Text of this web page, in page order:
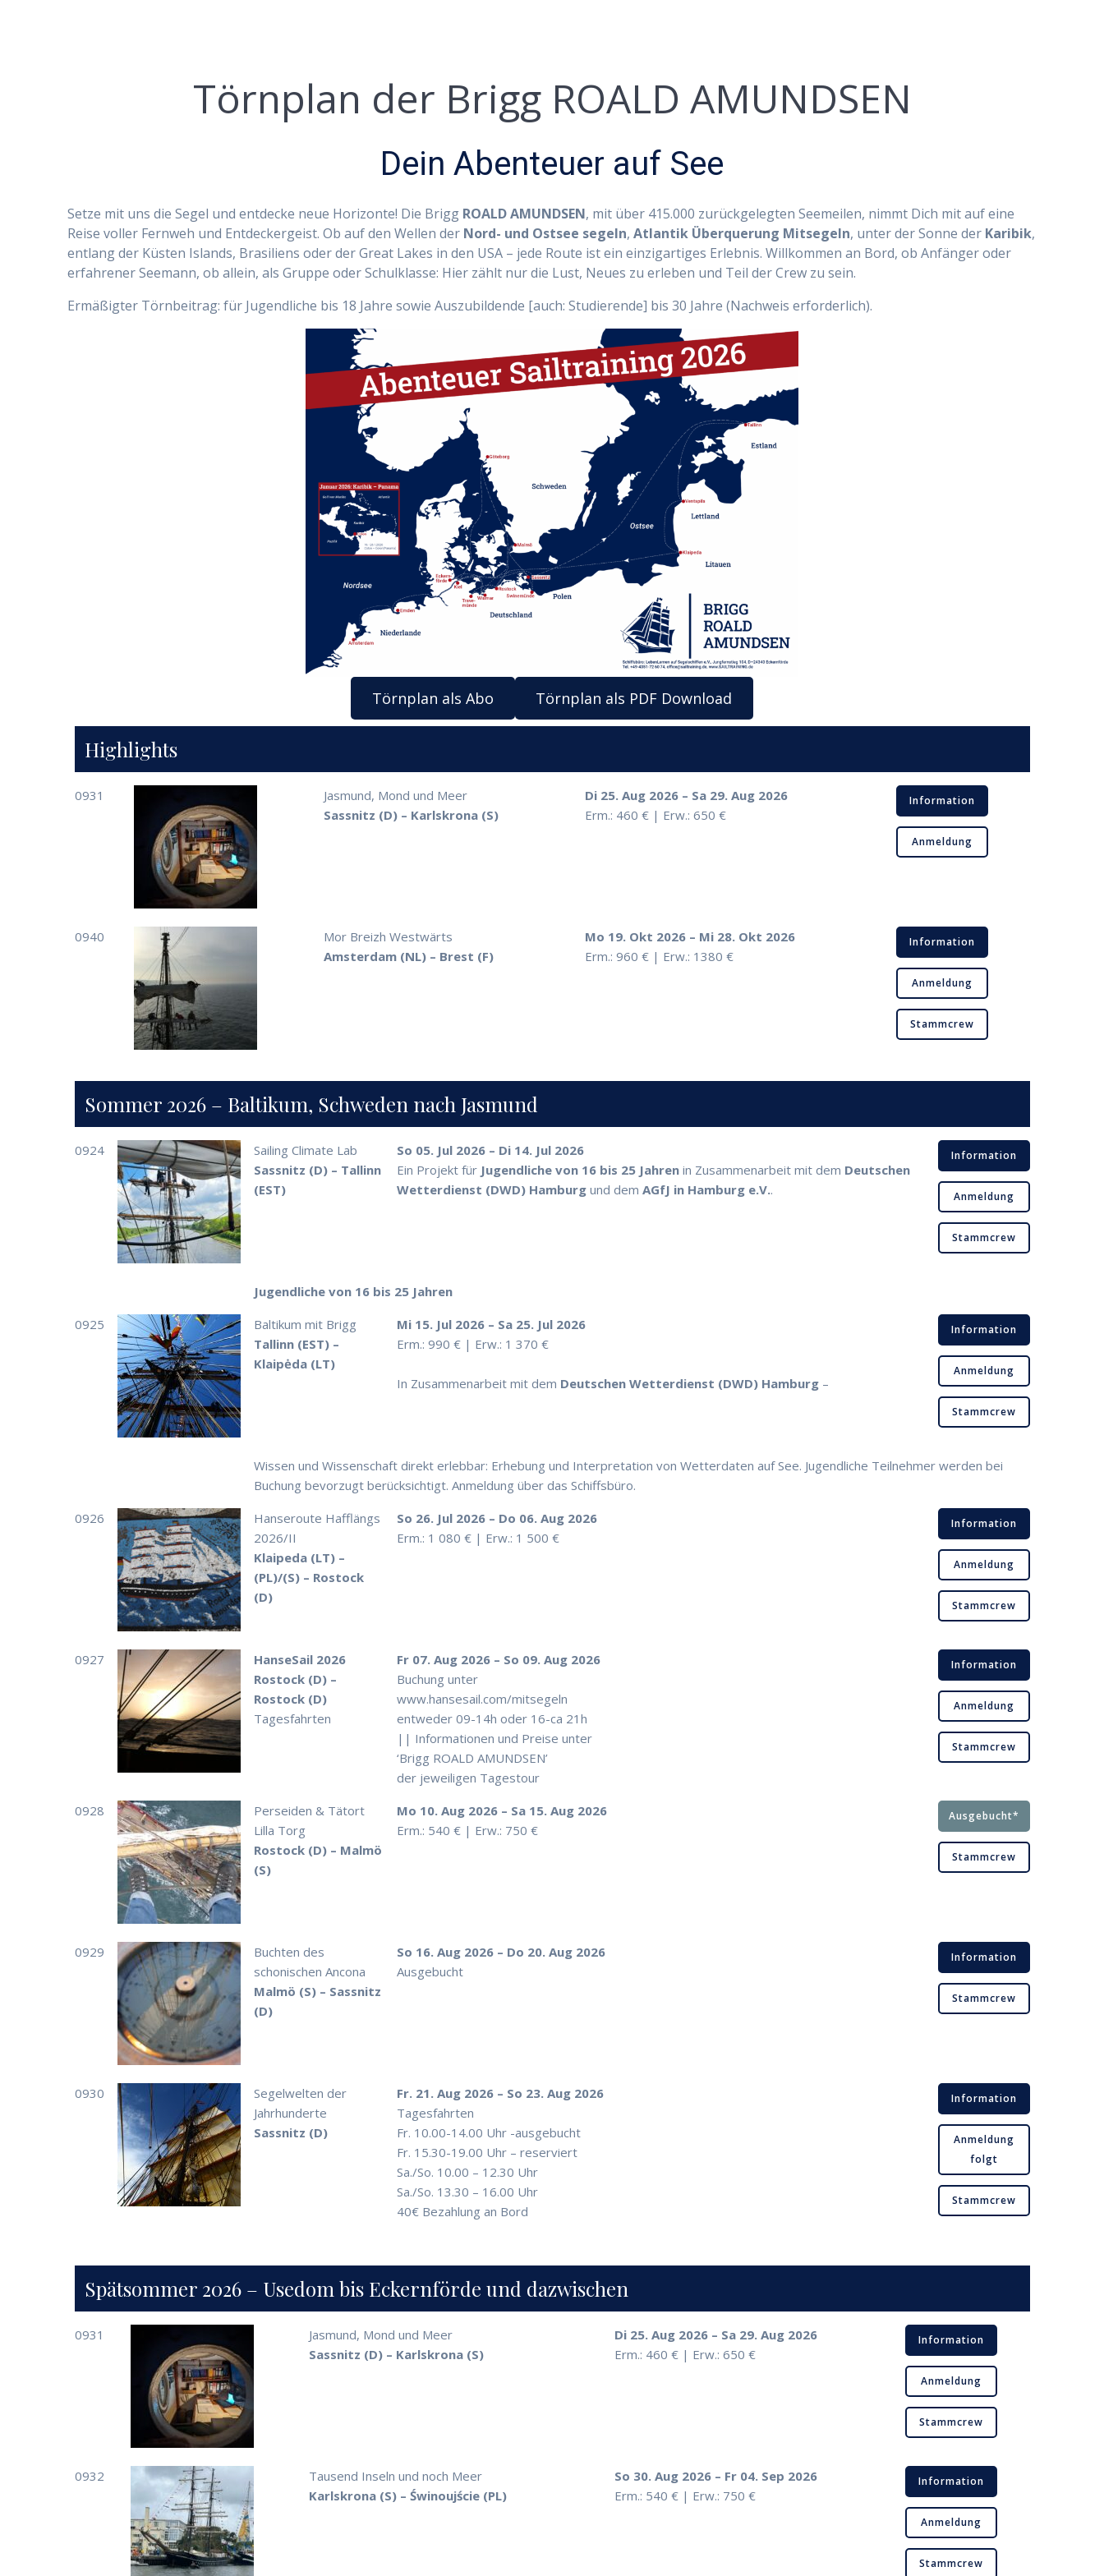
Törnplan der Brigg ROALD AMUNDSEN
Dein Abenteuer auf See
Setze mit uns die Segel und entdecke neue Horizonte! Die Brigg ROALD AMUNDSEN, mit über 415.000 zurückgelegten Seemeilen, nimmt Dich mit auf eine
Reise voller Fernweh und Entdeckergeist. Ob auf den Wellen der Nord- und Ostsee segeln,Atlantik Überquerung Mitsegeln, unter der Sonne der Karibik,
entlang der Küsten Islands, Brasiliens oder der Great Lakes in den USA – jede Route ist ein einzigartiges Erlebnis. Willkommen an Bord, ob Anfänger oder
erfahrener Seemann, ob allein, als Gruppe oder Schulklasse: Hier zählt nur die Lust, Neues zu erleben und Teil der Crew zu sein.
Ermäßigter Törnbeitrag: für Jugendliche bis 18 Jahre sowie Auszubildende [auch: Studierende] bis 30 Jahre (Nachweis erforderlich).
Törnplan als Abo Törnplan als PDF Download
Highlights
0931
Jasmund, Mond und Meer
Sassnitz (D) – Karlskrona (S)
Di 25. Aug 2026 – Sa 29. Aug 2026
Erm.: 460 € | Erw.: 650 €
Information
Anmeldung
0940
Mor Breizh Westwärts
Amsterdam (NL) – Brest (F)
Mo 19. Okt 2026 – Mi 28. Okt 2026
Erm.: 960 € | Erw.: 1380 €
Information
Anmeldung
Stammcrew
Sommer 2026 – Baltikum, Schweden nach Jasmund
0924
Sailing Climate Lab
Sassnitz (D) – Tallinn
(EST)
So 05. Jul 2026 – Di 14. Jul 2026
Ein Projekt für Jugendliche von 16 bis 25 Jahrenin Zusammenarbeit mit dem Deutschen
Wetterdienst (DWD) Hamburgund dem AGfJ in Hamburg e.V..
Information
Anmeldung
Stammcrew
Jugendliche von 16 bis 25 Jahren
0925
Baltikum mit Brigg
Tallinn (EST) –
Klaipėda (LT)
Mi 15. Jul 2026 – Sa 25. Jul 2026
Erm.: 990 € | Erw.: 1 370 €
In Zusammenarbeit mit dem Deutschen Wetterdienst (DWD) Hamburg–
Information
Anmeldung
Stammcrew
Wissen und Wissenschaft direkt erlebbar: Erhebung und Interpretation von Wetterdaten auf See. Jugendliche Teilnehmer werden bei
Buchung bevorzugt berücksichtigt. Anmeldung über das Schiffsbüro.
0926
Hanseroute Hafflängs
2026/II
Klaipeda (LT) –
(PL)/(S) – Rostock
(D)
So 26. Jul 2026 – Do 06. Aug 2026
Erm.: 1 080 € | Erw.: 1 500 €
Information
Anmeldung
Stammcrew
0927
HanseSail 2026
Rostock (D) –
Rostock (D)
Tagesfahrten
Fr 07. Aug 2026 – So 09. Aug 2026
Buchung unter
www.hansesail.com/mitsegeln
entweder 09-14h oder 16-ca 21h
|| Informationen und Preise unter
‘Brigg ROALD AMUNDSEN’
der jeweiligen Tagestour
Information
Anmeldung
Stammcrew
0928
Perseiden & Tätort
Lilla Torg
Rostock (D) – Malmö
(S)
Mo 10. Aug 2026 – Sa 15. Aug 2026
Erm.: 540 € | Erw.: 750 €
Ausgebucht*
Stammcrew
0929
Buchten des
schonischen Ancona
Malmö (S) – Sassnitz
(D)
So 16. Aug 2026 – Do 20. Aug 2026
Ausgebucht
Information
Stammcrew
0930
Segelwelten der
Jahrhunderte
Sassnitz (D)
Fr. 21. Aug 2026 – So 23. Aug 2026
Tagesfahrten
Fr. 10.00-14.00 Uhr -ausgebucht
Fr. 15.30-19.00 Uhr – reserviert
Sa./So. 10.00 – 12.30 Uhr
Sa./So. 13.30 – 16.00 Uhr
40€ Bezahlung an Bord
Information
Anmeldung
folgt
Stammcrew
Spätsommer 2026 – Usedom bis Eckernförde und dazwischen
0931
Jasmund, Mond und Meer
Sassnitz (D) – Karlskrona (S)
Di 25. Aug 2026 – Sa 29. Aug 2026
Erm.: 460 € | Erw.: 650 €
Information
Anmeldung
Stammcrew
0932
Tausend Inseln und noch Meer
Karlskrona (S) – Świnoujście (PL)
So 30. Aug 2026 – Fr 04. Sep 2026
Erm.: 540 € | Erw.: 750 €
Information
Anmeldung
Stammcrew